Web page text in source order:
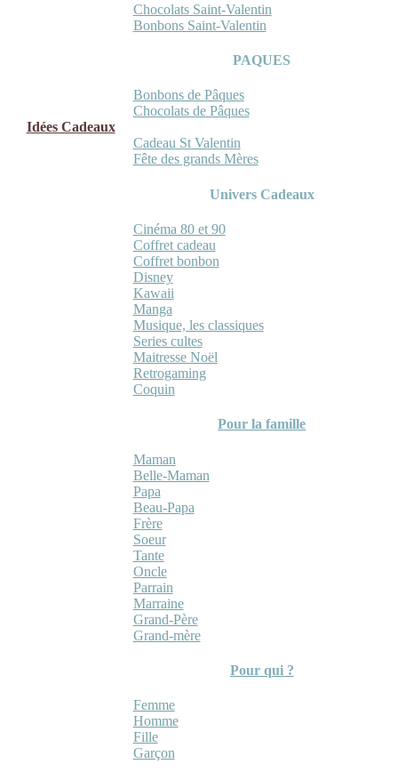
Chocolats Saint-Valentin
Bonbons Saint-Valentin
PAQUES
Bonbons de Pâques
Chocolats de Pâques
Idées Cadeaux
Cadeau St Valentin
Fête des grands Mères
Univers Cadeaux
Cinéma 80 et 90
Coffret cadeau
Coffret bonbon
Disney
Kawaii
Manga
Musique, les classiques
Series cultes
Maitresse Noël
Retrogaming
Coquin
Pour la famille
Maman
Belle-Maman
Papa
Beau-Papa
Frère
Soeur
Tante
Oncle
Parrain
Marraine
Grand-Père
Grand-mère
Pour qui ?
Femme
Homme
Fille
Garçon